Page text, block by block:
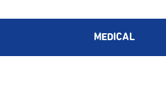
MEDICAL